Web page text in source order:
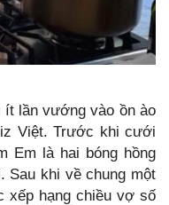
lần vướng vào ồn ào
Việt. Trước khi cưới
Em là hai bóng hồng
Sau khi về chung một
xếp hạng chiều vợ số